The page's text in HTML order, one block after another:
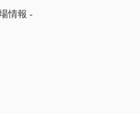
情報 -